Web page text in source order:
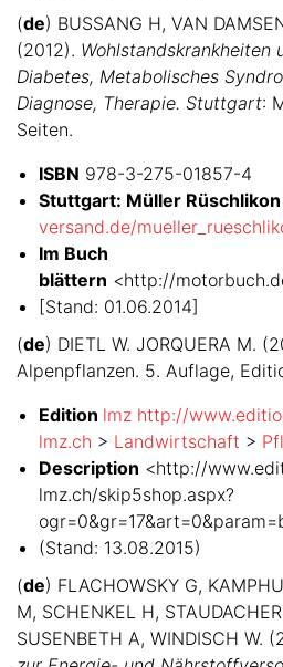
(de) BUSSANG H, VAN
(2012). Wohlstandskrankheiten
Diabetes, Metabolisches
Diagnose, Therapie. Stuttgart:
Seiten.
ISBN 978-3-275-01857-4
Stuttgart: Müller Rüschlikon
versand.de/
Im Buch
blättern <http://
[Stand: 01.06.2014]
(de) DIETL W. JORQUERA M.
Alpenpflanzen. 5. Auflage,
Edition lmz http://
lmz.ch > Landwirtschaft >
Description <http://
lmz.ch/skip5shop.aspx?
(Stand: 13.08.2015)
(de) FLACHOWSKY G,
M, SCHENKEL H,
SUSENBETH A, WINDISCH W.